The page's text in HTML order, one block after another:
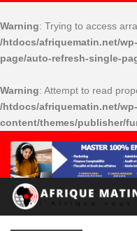
Warning: Trying to access
/htdocs/afriquematin.net/
page/auto-refresh-single-
Warning: Attempt to read
/htdocs/afriquematin.net/wp-
content/themes/publisher/